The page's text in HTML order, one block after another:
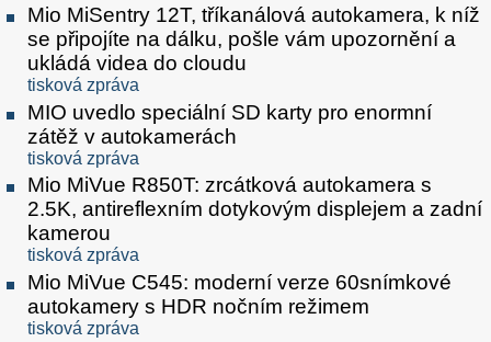
Mio MiSentry 12T, tříkanálová autokamera, k níž
se připojíte na dálku, pošle vám upozornění a
ukládá videa do cloudu
tisková zpráva
MIO uvedlo speciální SD karty pro enormní
zátěž v autokamerách
tisková zpráva
Mio MiVue R850T: zrcátková autokamera s
2.5K, antireflexním dotykovým displejem a zadní
kamerou
tisková zpráva
Mio MiVue C545: moderní verze 60snímkové
autokamery s HDR nočním režimem
tisková zpráva